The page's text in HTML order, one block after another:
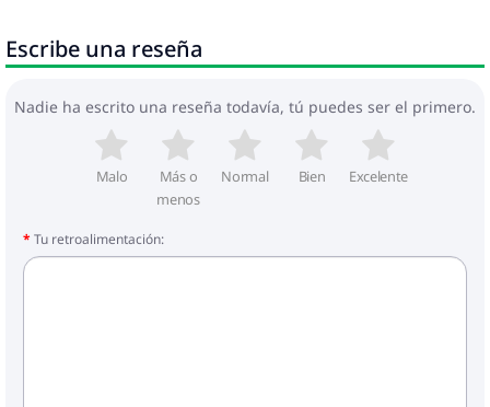
Escribe una reseña
Nadie ha escrito una reseña todavía, tú puedes ser el primero.
Malo
Más o
menos
Normal Bien Excelente
Tu retroalimentación: